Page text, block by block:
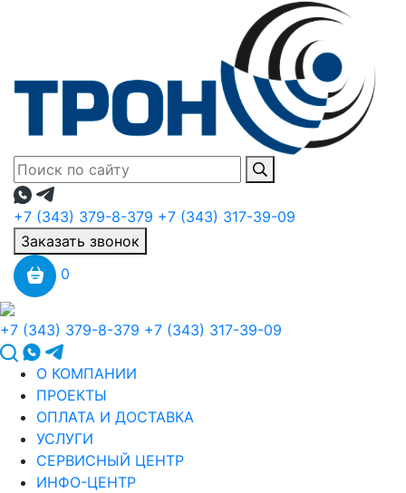
+7 (343) 379-8-379 +7 (343) 317-39-09
Заказать звонок
0
+7 (343) 379-8-379 +7 (343) 317-39-09
О КОМПАНИИ
ПРОЕКТЫ
ОПЛАТА И ДОСТАВКА
УСЛУГИ
СЕРВИСНЫЙ ЦЕНТР
ИНФО-ЦЕНТР